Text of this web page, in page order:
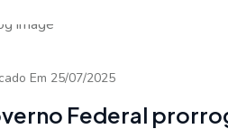
Em 25/07/2025
Federal